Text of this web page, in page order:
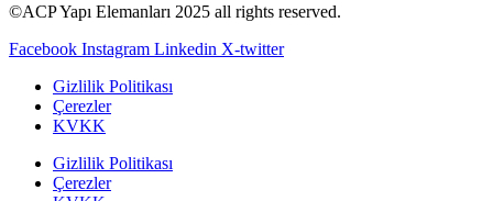
©ACP Yapı Elemanları 2025 all rights reserved.
Facebook Instagram Linkedin X-twitter
Gizlilik Politikası
Çerezler
KVKK
Gizlilik Politikası
Çerezler